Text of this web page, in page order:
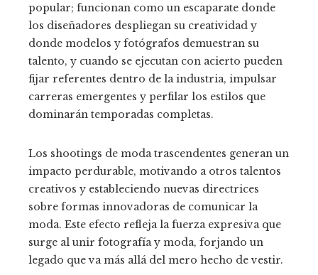
popular; funcionan como un escaparate donde
los diseñadores despliegan su creatividad y
donde modelos y fotógrafos demuestran su
talento, y cuando se ejecutan con acierto pueden
fijar referentes dentro de la industria, impulsar
carreras emergentes y perfilar los estilos que
dominarán temporadas completas.
Los shootings de moda trascendentes generan un
impacto perdurable, motivando a otros talentos
creativos y estableciendo nuevas directrices
sobre formas innovadoras de comunicar la
moda. Este efecto refleja la fuerza expresiva que
surge al unir fotografía y moda, forjando un
legado que va más allá del mero hecho de vestir.